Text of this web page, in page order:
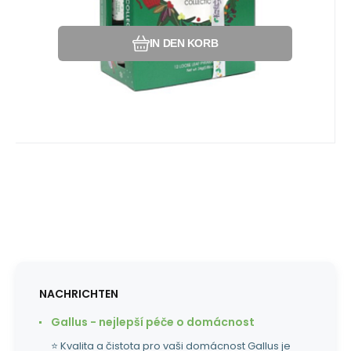
NACHRICHTEN
Gallus - nejlepší péče o domácnost
⭐ Kvalita a čistota pro vaši domácnost Gallus je
IN DEN KORB